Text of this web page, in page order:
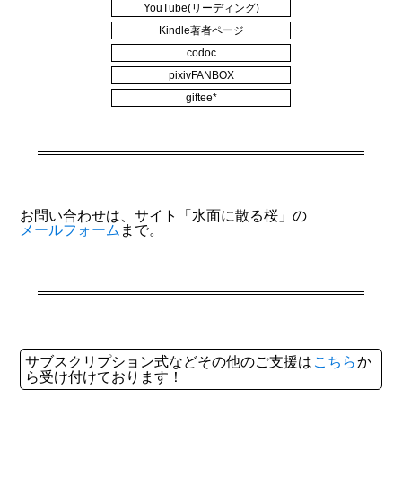
YouTube(リーディング)
Kindle著者ページ
codoc
pixivFANBOX
giftee*
お問い合わせは、サイト「水面に散る桜」の
メールフォーム まで。
サブスクリプション式などその他のご支援は こちらか
ら受け付けております！